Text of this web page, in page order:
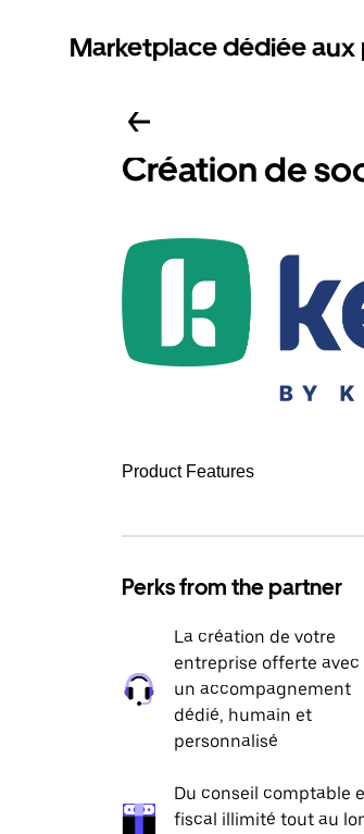
Marketplace dédiée aux
Création de
Product Features
Perks from the partner
La création de votre
entreprise offerte avec
un accompagnement
dédié, humain et
personnalisé
Du conseil comptable
fiscal illimité tout au